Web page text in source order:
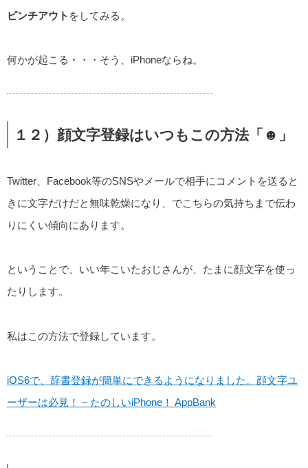
ピンチアウト をしてみる。
何かが起こる・・・そう、iPhoneならね。
１２）顔文字登録はいつもこの方法「☻」
Twitter、Facebook等のSNSやメールで相手にコメントを送ると
きに文字だけだと無味乾燥になり、でこちらの気持ちまで伝わ
りにくい傾向にあります。
ということで、いい年こいたおじさんが、たまに顔文字を使っ
たりします。
私はこの方法で登録しています。
iOS6で、辞書登録が簡単にできるようになりました。顔文字ユ
ーザーは必見！ – たのしいiPhone！ AppBank